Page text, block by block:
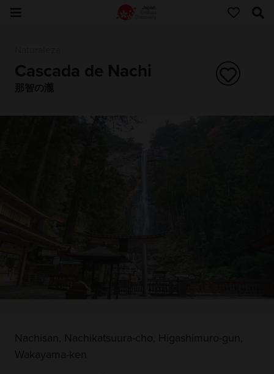
Cascada de Nachi
那智の瀧
Nachisan, Nachikatsuura-cho, Higashimuro-gun,
Wakayama-ken